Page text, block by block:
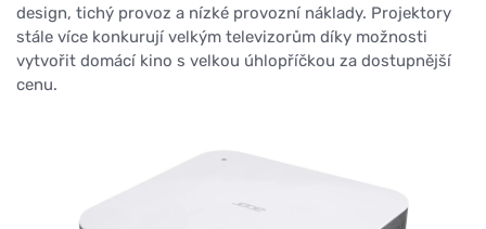
design, tichý provoz a nízké provozní náklady. Projektory
stále více konkurují velkým televizorům díky možnosti
vytvořit domácí kino s velkou úhlopříčkou za dostupnější
cenu.